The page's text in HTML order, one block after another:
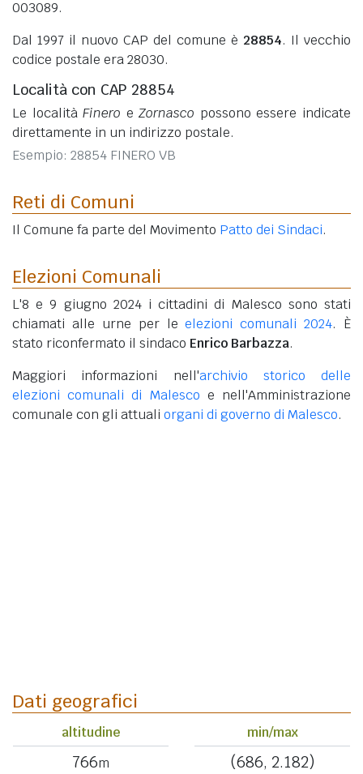
003089.
Dal 1997 il nuovo CAP del comune è 28854. Il vecchio
codice postale era 28030.
Località con CAP 28854
Le localitàFinero eZornasco possono essere indicate
direttamente in un indirizzo postale.
Esempio: 28854 FINERO VB
Reti di Comuni
Il Comune fa parte del Movimento Patto dei Sindaci.
Elezioni Comunali
L'8 e 9 giugno 2024 i cittadini di Malesco sono stati
chiamati alle urne per leelezioni comunali 2024. È
stato riconfermato il sindaco Enrico Barbazza.
Maggiori informazioni nell'archivio storico delle
elezioni comunali di Malesco e nell'Amministrazione
comunale con gli attuali organi di governo di Malesco.
Dati geografici
altitudine
766m
min/max
(686, 2.182)